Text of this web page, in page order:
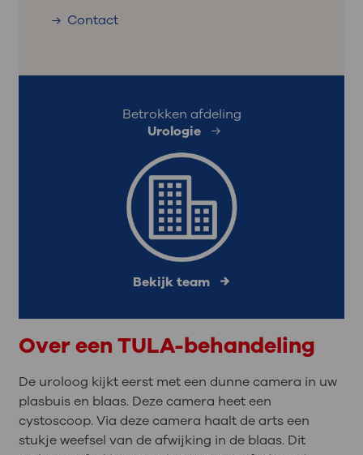
Contact
Betrokken afdeling
Urologie
Bekijk team
Over een TULA-behandeling
De uroloog kijkt eerst met een dunne camera in uw
plasbuis en blaas. Deze camera heet een
cystoscoop. Via deze camera haalt de arts een
stukje weefsel van de afwijking in de blaas. Dit